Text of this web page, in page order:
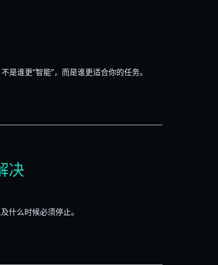
谁更“智能”，而是谁更适合你的任务。
决
什么时候必须停止。